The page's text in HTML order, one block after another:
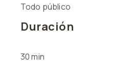
Todo público
Duración
30 min